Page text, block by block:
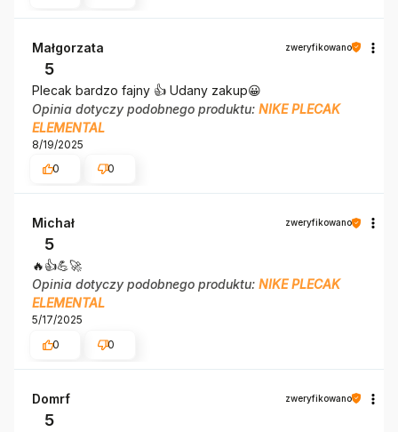
Małgorzata zweryfikowano
5
Plecak bardzo fajny 👍️ Udany zakup😀
Opinia dotyczy podobnego produktu: NIKE PLECAK
ELEMENTAL
8/19/2025
0
0
Michał zweryfikowano
5
🔥👍️💪🚀
Opinia dotyczy podobnego produktu: NIKE PLECAK
ELEMENTAL
5/17/2025
0
0
Domrf zweryfikowano
5